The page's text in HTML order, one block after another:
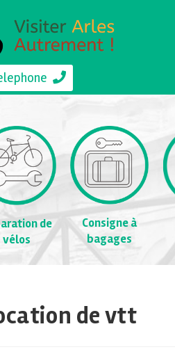
de
vélos
Consigne à
bagages
de vtt